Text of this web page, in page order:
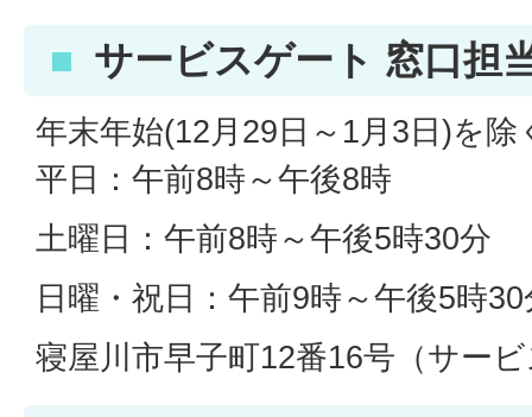
サービスゲート 窓口担
年末年始(12月29日～1月3日)を除
平日：午前8時～午後8時
土曜日：午前8時～午後5時30分
日曜・祝日：午前9時～午後5時30
寝屋川市早子町12番16号（サー